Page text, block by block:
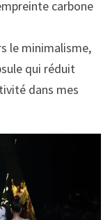
carbone
le minimalisme,
qui réduit
dans mes